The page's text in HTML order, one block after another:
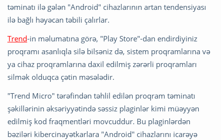
təminatı ilə gələn "Android" cihazlarının artan tendensiyası
ilə bağlı həyəcan təbili çalırlar.
Trend-in məlumatına görə, "Play Store"-dan endirdiyiniz
proqramı asanlıqla silə bilsəniz də, sistem proqramlarına və
ya cihaz proqramlarına daxil edilmiş zərərli proqramları
silmək olduqca çətin məsələdir.
"Trend Micro" tərəfindən təhlil edilən proqram təminatı
şəkillərinin əksəriyyətində səssiz plaginlər kimi müəyyən
edilmiş kod fraqmentləri movcuddur. Bu plaginlərdən
bəziləri kibercinayətkarlara "Android" cihazlarını icarəyə